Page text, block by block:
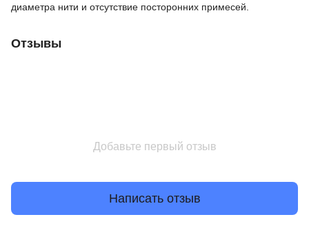
диаметра нити и отсутствие посторонних примесей.
Отзывы
Добавьте первый отзыв
Написать отзыв